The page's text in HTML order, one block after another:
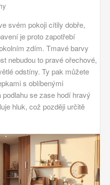
svém pokoji cítily dobře,
je proto zapotřebí
zdím. Tmavé barvy
nebudou to pravé ořechové,
odstíny. Ty pak můžete
s oblíbenými
se zase hodí hravý
hluk, což později určitě